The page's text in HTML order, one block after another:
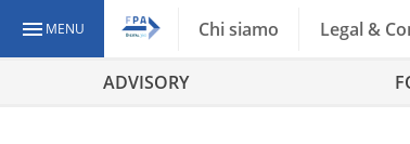
MENU Chi siamo Legal &
ADVISORY